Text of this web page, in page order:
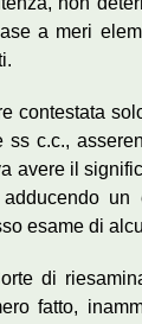
a meri
contestata
c.c.,
avere il
un
esame di
di
fatto,